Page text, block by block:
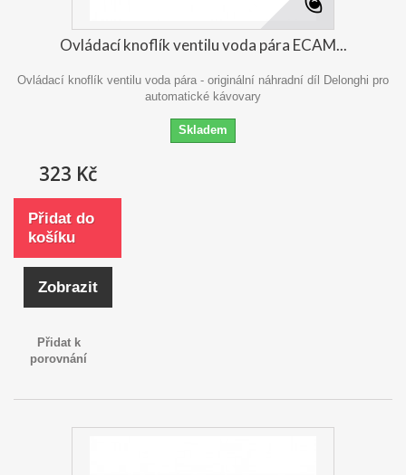
Ovládací knoflík ventilu voda pára ECAM...
Ovládací knoflík ventilu voda pára - originální náhradní díl Delonghi pro
automatické kávovary
Skladem
323 Kč
Přidat do
košíku
Zobrazit
Přidat k
porovnání